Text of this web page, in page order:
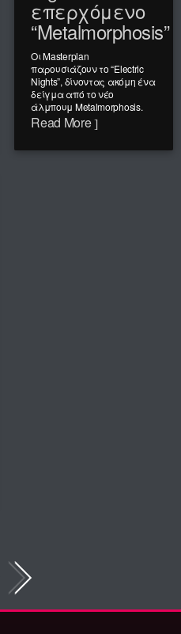
επερχόμενο
“Metalmorphosis”
Οι Masterplan
παρουσιάζουν το “Electric
Nights”, δίνοντας ακόμη ένα
δείγμα από το νέο
άλμπουμ Metalmorphosis.
Read More